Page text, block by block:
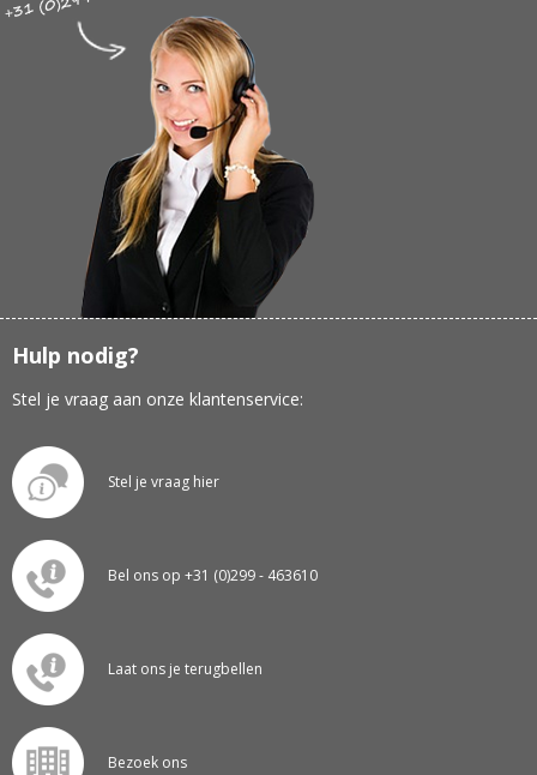
Hulp nodig?
Stel je vraag aan onze klantenservice:
Stel je vraag hier
Bel ons op +31 (0)299 - 463610
Laat ons je terugbellen
Bezoek ons